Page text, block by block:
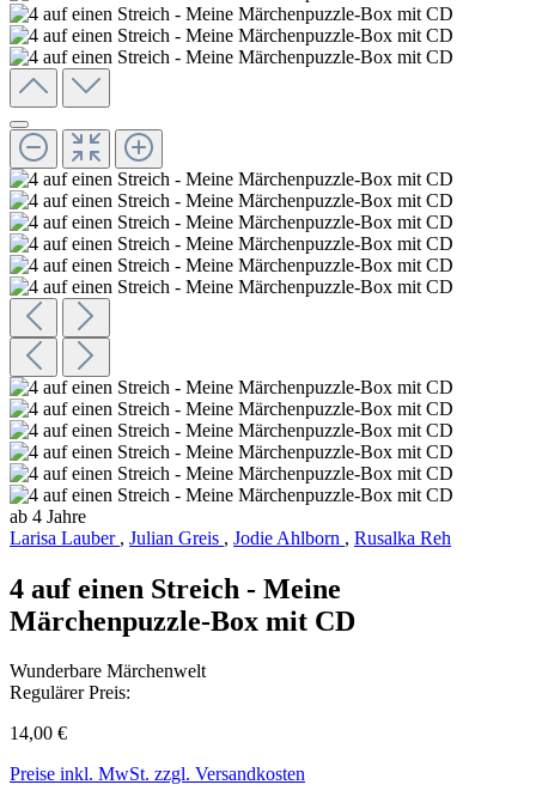
ab 4 Jahre
Larisa Lauber , Julian Greis , Jodie Ahlborn , Rusalka Reh
4 auf einen Streich - Meine
Märchenpuzzle-Box mit CD
Wunderbare Märchenwelt
Regulärer Preis:
14,00 €
Preise inkl. MwSt. zzgl. Versandkosten